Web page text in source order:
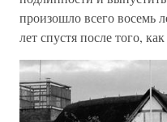
произошло всего восемь
лет спустя после того,